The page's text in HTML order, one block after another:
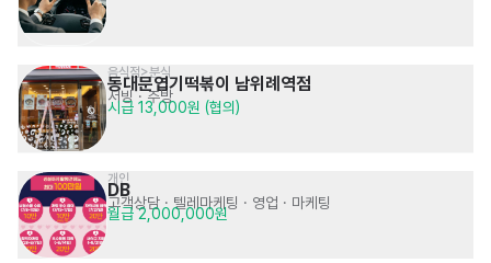
음식점>분식
동대문엽기떡볶이 남위례역점
서빙· 주방
시급 13,000원 (협의)
개인
DB
고객상담 · 텔레마케팅 · 영업 · 마케팅
월급 2,000,000원